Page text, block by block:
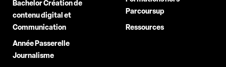
Bachelor Création de
contenu digital et
Communication
Année Passerelle
Journalisme
Parcoursup
Ressources